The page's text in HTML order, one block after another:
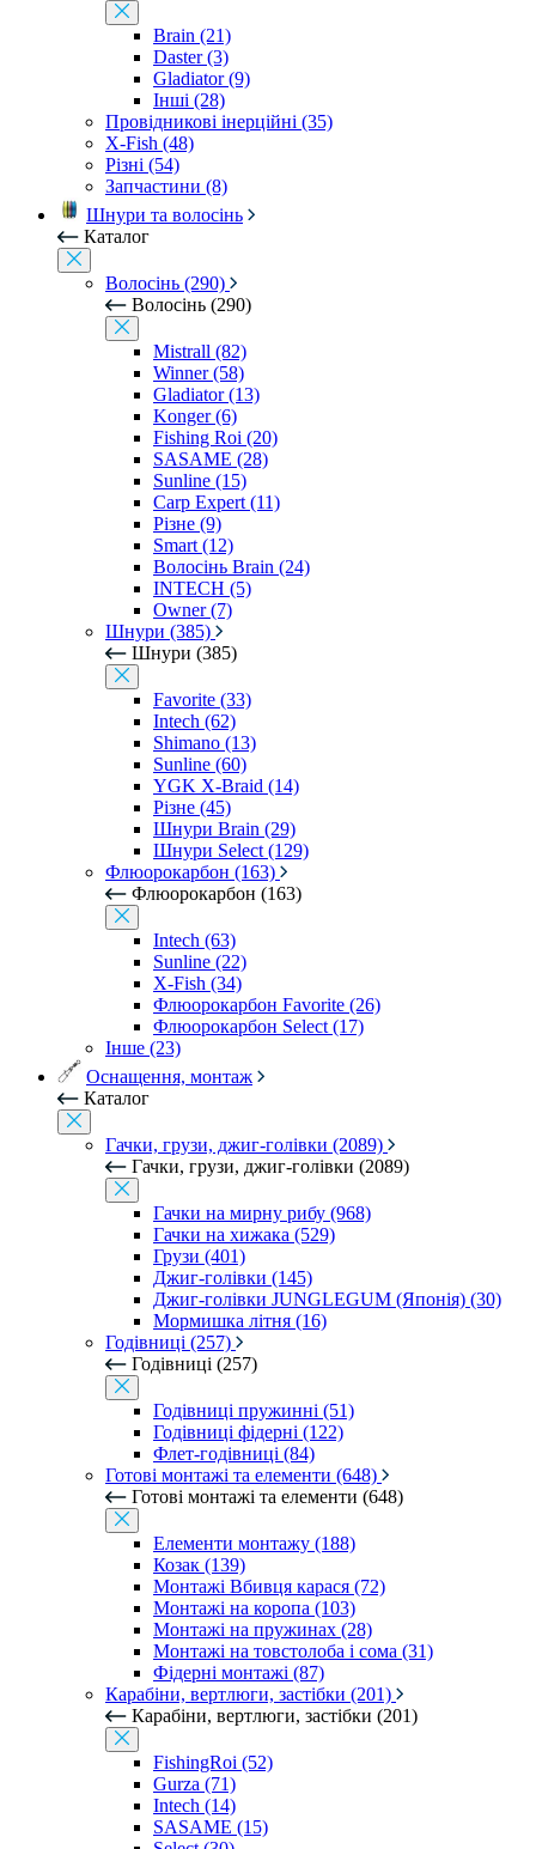
Brain (21)
Daster (3)
Gladiator (9)
Інші (28)
Провідникові інерційні (35)
X-Fish (48)
Різні (54)
Запчастини (8)
Шнури та волосінь
Каталог
Волосінь (290)
Волосінь (290)
Mistrall (82)
Winner (58)
Gladiator (13)
Konger (6)
Fishing Roi (20)
SASAME (28)
Sunline (15)
Carp Expert (11)
Різне (9)
Smart (12)
Волосінь Brain (24)
INTECH (5)
Owner (7)
Шнури (385)
Шнури (385)
Favorite (33)
Intech (62)
Shimano (13)
Sunline (60)
YGK X-Braid (14)
Різне (45)
Шнури Brain (29)
Шнури Select (129)
Флюорокарбон (163)
Флюорокарбон (163)
Intech (63)
Sunline (22)
X-Fish (34)
Флюорокарбон Favorite (26)
Флюорокарбон Select (17)
Інше (23)
Оснащення, монтаж
Каталог
Гачки, грузи, джиг-голівки (2089)
Гачки, грузи, джиг-голівки (2089)
Гачки на мирну рибу (968)
Гачки на хижака (529)
Грузи (401)
Джиг-голівки (145)
Джиг-голівки JUNGLEGUM (Японія) (30)
Мормишка літня (16)
Годівниці (257)
Годівниці (257)
Годівниці пружинні (51)
Годівниці фідерні (122)
Флет-годівниці (84)
Готові монтажі та елементи (648)
Готові монтажі та елементи (648)
Елементи монтажу (188)
Козак (139)
Монтажі Вбивця карася (72)
Монтажі на коропа (103)
Монтажі на пружинах (28)
Монтажі на товстолоба і сома (31)
Фідерні монтажі (87)
Карабіни, вертлюги, застібки (201)
Карабіни, вертлюги, застібки (201)
FishingRoi (52)
Gurza (71)
Intech (14)
SASAME (15)